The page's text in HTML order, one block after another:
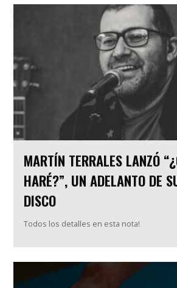
MARTÍN TERRALES LANZÓ
HARÉ?”, UN ADELANTO DE
DISCO
Todos los detalles en esta nota!